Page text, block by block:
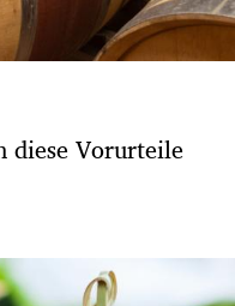
diese Vorurteile